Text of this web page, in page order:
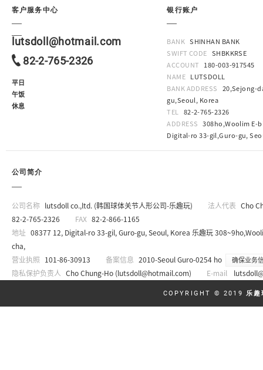
客户服务中心
lutsdoll@hotmail.com
82-2-765-2326
平日
午饭
休息
银行账户
BANK SHINHAN BANK
SWIFT CODE SHBKKRSE
ACCOUNT 180-003-917545
NAME LUTSDOLL
BANK ADDRESS 20,Sejong-
gu,Seoul, Korea
TEL 82-2-765-2326
ADDRESS 308ho,Woolim E-
Digital-ro 33-gil,Guro-gu,
公司简介
公司名称 lutsdoll co.,ltd. (韩国球体关节人形公司-乐趣玩) 法人代表 Cho
82-2-765-2326
FAX 82-2-866-1165
地址 08377 12, Digital-ro 33-gil, Guro-gu, Seoul, Korea 乐趣玩
cha,
营业执照 101-86-30913 备案信息 2010-Seoul Guro-0254 ho 确保业务
隐私保护负责人 Cho Chung-Ho (lutsdoll@hotmail.com) E-mail
COPYRIGHT © 2019乐